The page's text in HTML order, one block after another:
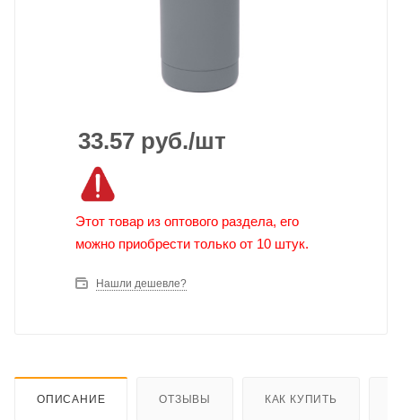
33.57 руб./шт
Этот товар из оптового раздела, его
можно приобрести только от 10 штук.
Нашли дешевле?
ОПИСАНИЕ ОТЗЫВЫ КАК КУПИТЬ